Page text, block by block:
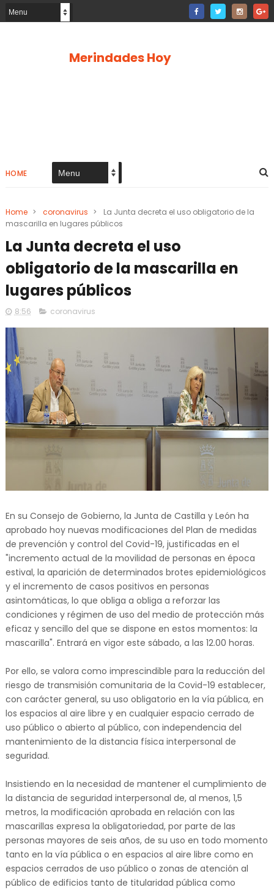
Merindades Hoy
HOME
Home > coronavirus >
La Junta decreta el uso obligatorio de la
mascarilla en lugares públicos
La Junta decreta el uso
obligatorio de la mascarilla en
lugares públicos
8:56 coronavirus
En su Consejo de Gobierno, la Junta de Castilla y León ha
aprobado hoy nuevas modificaciones del Plan de medidas
de prevención y control del Covid-19, justificadas en el
"incremento actual de la movilidad de personas en época
estival, la aparición de determinados brotes epidemiológicos
y el incremento de casos positivos en personas
asintomáticas, lo que obliga a obliga a reforzar las
condiciones y régimen de uso del medio de protección más
eficaz y sencillo del que se dispone en estos momentos: la
mascarilla". Entrará en vigor este sábado, a las 12.00 horas.
Por ello, se valora como imprescindible para la reducción del
riesgo de transmisión comunitaria de la Covid-19 establecer,
con carácter general, su uso obligatorio en la vía pública, en
los espacios al aire libre y en cualquier espacio cerrado de
uso público o abierto al público, con independencia del
mantenimiento de la distancia física interpersonal de
seguridad.
Insistiendo en la necesidad de mantener el cumplimiento de
la distancia de seguridad interpersonal de, al menos, 1,5
metros, la modificación aprobada en relación con las
mascarillas expresa la obligatoriedad, por parte de las
personas mayores de seis años, de su uso en todo momento
tanto en la vía pública o en espacios al aire libre como en
espacios cerrados de uso público o zonas de atención al
público de edificios tanto de titularidad pública como